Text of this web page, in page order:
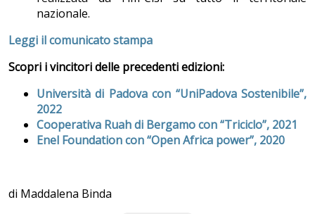
nazionale.
Leggi il comunicato stampa
Scopri i vincitori delle precedenti edizioni:
Università di Padova con “UniPadova Sostenibile”,
2022
Cooperativa Ruah di Bergamo con “Triciclo”, 2021
Enel Foundation con “Open Africa power”, 2020
di Maddalena Binda